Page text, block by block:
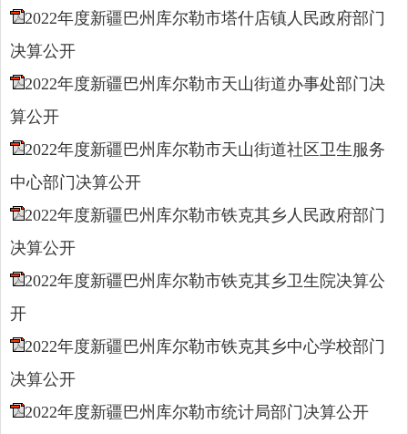
2022年度新疆巴州库尔勒市塔什店镇人民政府部门
决算公开
2022年度新疆巴州库尔勒市天山街道办事处部门决
算公开
2022年度新疆巴州库尔勒市天山街道社区卫生服务
中心部门决算公开
2022年度新疆巴州库尔勒市铁克其乡人民政府部门
决算公开
2022年度新疆巴州库尔勒市铁克其乡卫生院决算公
开
2022年度新疆巴州库尔勒市铁克其乡中心学校部门
决算公开
2022年度新疆巴州库尔勒市统计局部门决算公开